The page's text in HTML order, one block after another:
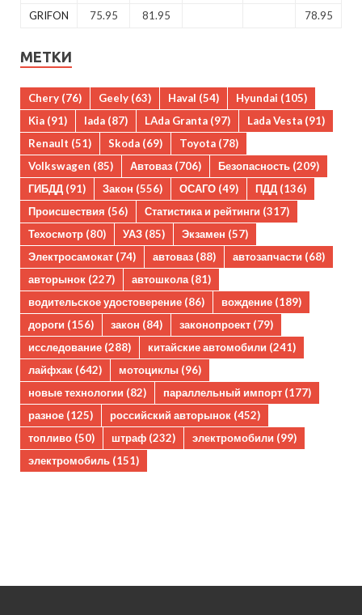
GRIFON
75.95 81.95 78.95
МЕТКИ
Chery (76) Geely (63) Haval (54) Hyundai (105)
Kia (91) lada (87) LAda Granta (97) Lada Vesta (91)
Renault (51) Skoda (69) Toyota (78)
Volkswagen (85) Автоваз (706) Безопасность (209)
ГИБДД (91) Закон (556) ОСАГО (49) ПДД (136)
Происшествия (56) Статистика и рейтинги (317)
Техосмотр (80) УАЗ (85) Экзамен (57)
Электросамокат (74) автоваз (88) автозапчасти (68)
авторынок (227) автошкола (81)
водительское удостоверение (86) вождение (189)
дороги (156) закон (84) законопроект (79)
исследование (288) китайские автомобили (241)
лайфхак (642) мотоциклы (96)
новые технологии (82) параллельный импорт (177)
разное (125) российский авторынок (452)
топливо (50) штраф (232) электромобили (99)
электромобиль (151)